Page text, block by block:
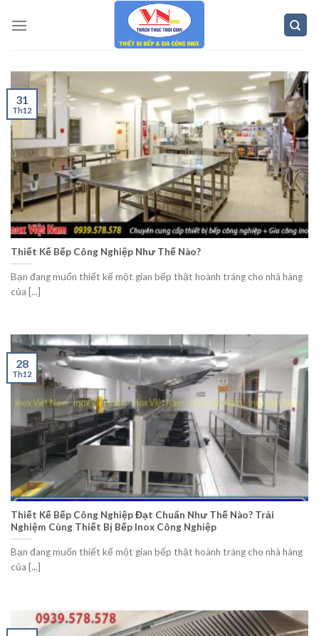
Thiết Kế Bếp Công Nghiệp Như Thế Nào?
Bạn đang muốn thiết kế một gian bếp thật hoành tráng cho nhà hàng
của [...]
31
Th12
Thiết Kế Bếp Công Nghiệp Đạt Chuẩn Như Thế Nào? Trải
Nghiệm Cùng Thiết Bị Bếp Inox Công Nghiệp
Bạn đang muốn thiết kế một gian bếp thật hoành tráng cho nhà hàng
của [...]
28
Th12